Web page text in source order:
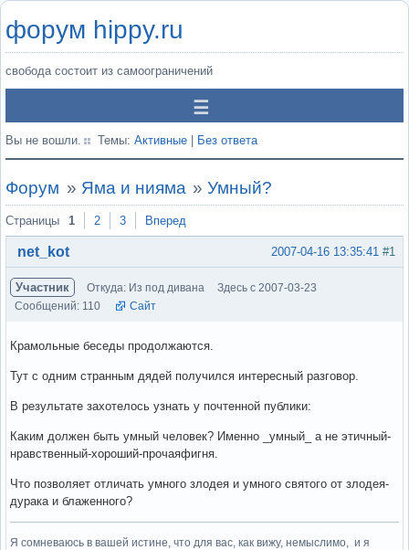
форум hippy.ru
свобода состоит из самоограничений
Вы не вошли. Темы: Активные Без ответа
Форум » Яма и нияма »Умный?
Страницы 1 2 3 Вперед
#1
2007-04-16 13:35:41
net_kot
Участник Откуда: Из под дивана
Здесь с 2007-03-23
Сообщений: 110
Сайт
Крамольные беседы продолжаются.
Тут с одним странным дядей получился интересный разговор.
В результате захотелось узнать у почтенной публики:
Каким должен быть умный человек? Именно _умный_ а не этичный-
нравственный-хороший-прочаяфигня.
Что позволяет отличать умного злодея и умного святого от злодея-
дурака и блаженного?
Я сомневаюсь в вашей истине, что для вас, как вижу, немыслимо, и я